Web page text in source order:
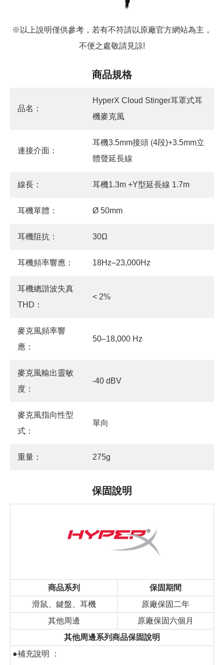
※以上說明僅供參考，若有不符請以原廠官方網站為主，
不便之處敬請見諒!
商品規格
品名：
HyperX Cloud Stinger耳罩式耳
機麥克風
連接介面：
耳機3.5mm接頭 (4段)+3.5mm立
體聲延長線
線長： 耳機1.3m +Y型延長線 1.7m
耳機單體： Ø 50mm
耳機阻抗： 30Ω
耳機頻率響應： 18Hz–23,000Hz
耳機總諧波失真
THD：
< 2%
麥克風頻率響
應：
50–18,000 Hz
麥克風輸出靈敏
度：
-40 dBV
麥克風指向性型
式：
單向
重量： 275g
保固說明
商品系列
保固期間
滑鼠、鍵盤、耳機
原廠保固二年
其他周邊
原廠保固六個月
其他周邊系列商品保固說明
●補充說明 ：